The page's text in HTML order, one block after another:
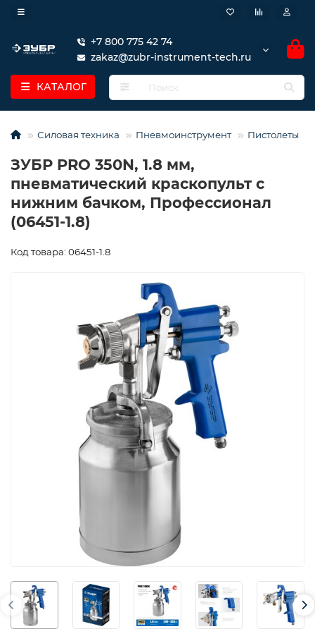
+7 800 775 42 74
zakaz@zubr-instrument-tech.ru
КАТАЛОГ
Силовая техника Пневмоинструмент Пистолеты
ЗУБР PRO 350N, 1.8 мм,
пневматический краскопульт с
нижним бачком, Профессионал
(06451-1.8)
Код товара: 06451-1.8